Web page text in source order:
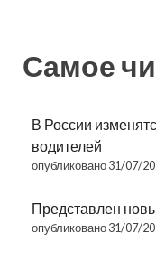
Самое
В России
водителей
опубликовано 31/07/
Представлен
опубликовано 31/07/